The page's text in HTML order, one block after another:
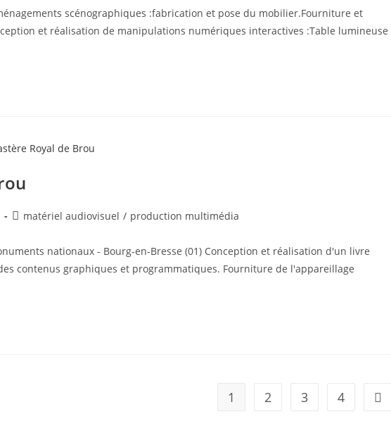
scénographiques :fabrication et pose du mobilier.Fourniture et
et réalisation de manipulations numériques interactives :Table lumineuse
matériel audiovisuel / production multimédia
nationaux - Bourg-en-Bresse (01) Conception et réalisation d'un livre
contenus graphiques et programmatiques. Fourniture de l'appareillage
1 2 3 4